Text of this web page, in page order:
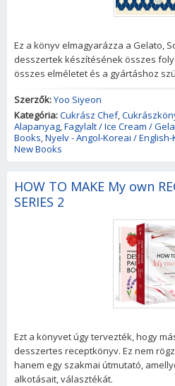
Ez a könyv elmagyarázza a Gelato,
desszertek készítésének összes
összes elméletet és a gyártáshoz
Szerzők:Yoo Siyeon
Kategória:Cukrász Chef,
Alapanyag Fagylalt / Ice Cream /
Books Nyelv - Angol-Koreai /
New Books
HOW TO MAKE My own
SERIES 2
Ezt a könyvet úgy tervezték, hogy
desszertes receptkönyv. Ez nem
hanem egy szakmai útmutató,
alkotásait, választékát.